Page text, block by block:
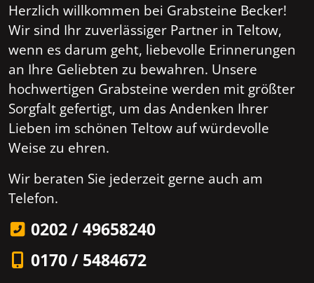
Herzlich willkommen bei Grabsteine Becker!
Wir sind Ihr zuverlässiger Partner in Teltow,
wenn es darum geht, liebevolle Erinnerungen
an Ihre Geliebten zu bewahren. Unsere
hochwertigen Grabsteine werden mit größter
Sorgfalt gefertigt, um das Andenken Ihrer
Lieben im schönen Teltow auf würdevolle
Weise zu ehren.
Wir beraten Sie jederzeit gerne auch am
Telefon.
0202 / 49658240
0170 / 5484672